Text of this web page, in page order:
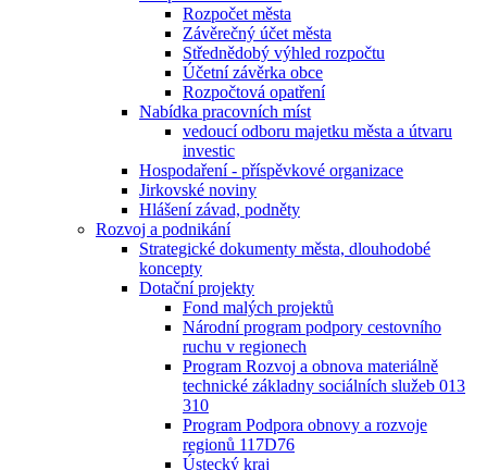
Rozpočet města
Závěrečný účet města
Střednědobý výhled rozpočtu
Účetní závěrka obce
Rozpočtová opatření
Nabídka pracovních míst
vedoucí odboru majetku města a útvaru
investic
Hospodaření - příspěvkové organizace
Jirkovské noviny
Hlášení závad, podněty
Rozvoj a podnikání
Strategické dokumenty města, dlouhodobé
koncepty
Dotační projekty
Fond malých projektů
Národní program podpory cestovního
ruchu v regionech
Program Rozvoj a obnova materiálně
technické základny sociálních služeb 013
310
Program Podpora obnovy a rozvoje
regionů 117D76
Ústecký kraj